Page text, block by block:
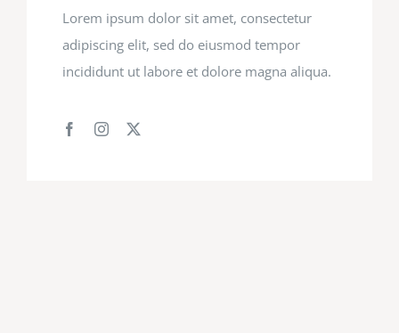
Lorem ipsum dolor sit amet, consectetur
adipiscing elit, sed do eiusmod tempor
incididunt ut labore et dolore magna aliqua.